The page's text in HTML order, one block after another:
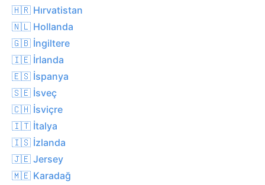
🇭🇷 Hırvatistan
🇳🇱 Hollanda
🇬🇧 İngiltere
🇮🇪 İrlanda
🇪🇸 İspanya
🇸🇪 İsveç
🇨🇭 İsviçre
🇮🇹 İtalya
🇮🇸 İzlanda
🇯🇪 Jersey
🇲🇪 Karadağ